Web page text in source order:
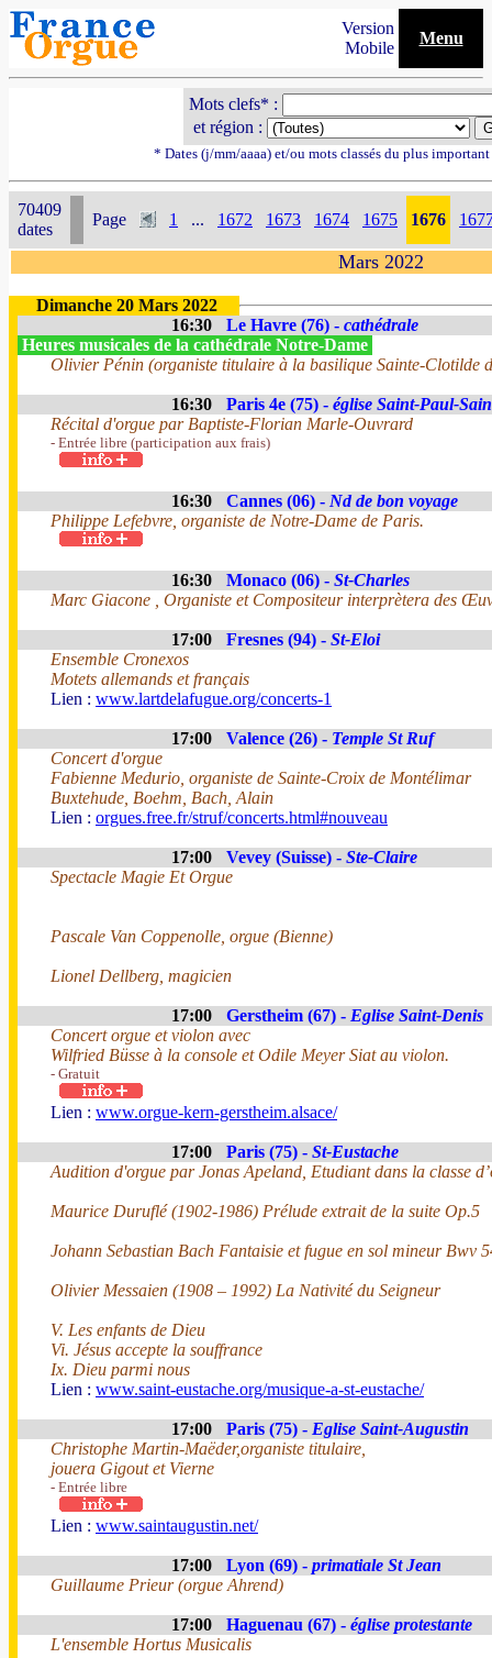
Version
Mobile
Menu
Mots clefs* :
et région :
* Dates (j/mm/aaaa) et/ou mots classés du plus
70409
dates
Page 1 ... 1672 1673 1674 1675 1676
Mars 2022
Dimanche 20 Mars 2022
16:30
Le Havre (76) - cathédrale
Heures musicales de la cathédrale Notre-Dame
Olivier Pénin (organiste titulaire à la basilique Sainte-Clotilde
16:30 Paris 4e (75) - église Saint-Paul-
Récital d'orgue par Baptiste-Florian Marle-Ouvrard
- Entrée libre (participation aux frais)
16:30 Cannes (06) - Nd de bon voyage
Philippe Lefebvre, organiste de Notre-Dame de Paris.
16:30 Monaco (06) - St-Charles
Marc Giacone , Organiste et Compositeur interprètera des
17:00 Fresnes (94) - St-Eloi
Ensemble Cronexos
Motets allemands et français
Lien : www.lartdelafugue.org/concerts-1
17:00 Valence (26) - Temple St Ruf
Concert d'orgue
Fabienne Medurio, organiste de Sainte-Croix de Montélimar
Buxtehude, Boehm, Bach, Alain
Lien : orgues.free.fr/struf/concerts.html#nouveau
17:00 Vevey (Suisse) - Ste-Claire
Spectacle Magie Et Orgue
Pascale Van Coppenolle, orgue (Bienne)
Lionel Dellberg, magicien
17:00 Gerstheim (67) - Eglise Saint-Denis
Concert orgue et violon avec
Wilfried Büsse à la console et Odile Meyer Siat au violon.
- Gratuit
Lien : www.orgue-kern-gerstheim.alsace/
17:00 Paris (75) - St-Eustache
Audition d'orgue par Jonas Apeland, Etudiant dans la classe
Maurice Duruflé (1902-1986) Prélude extrait de la suite Op.5
Johann Sebastian Bach Fantaisie et fugue en sol mineur Bwv
Olivier Messaien (1908 – 1992) La Nativité du Seigneur
V. Les enfants de Dieu
Vi. Jésus accepte la souffrance
Ix. Dieu parmi nous
Lien : www.saint-eustache.org/musique-a-st-eustache/
17:00 Paris (75) - Eglise Saint-Augustin
Christophe Martin-Maëder,organiste titulaire,
jouera Gigout et Vierne
- Entrée libre
Lien : www.saintaugustin.net/
17:00 Lyon (69) - primatiale St Jean
Guillaume Prieur (orgue Ahrend)
17:00 Haguenau (67) - église protestante
L'ensemble Hortus Musicalis